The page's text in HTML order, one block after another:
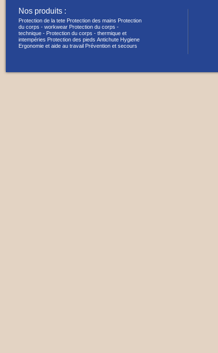
Nos produits :
Protection de la tete Protection des mains Protection
du corps - workwear Protection du corps -
technique - Protection du corps - thermique et
intempéries Protection des pieds Antichute Hygiene
Ergonomie et aide au travail Prévention et secours